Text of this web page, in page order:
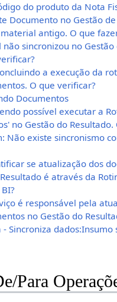
do produto da Nota
Documento no Gestão
antigo. O que
não sincronizou no
a execução da
O que verificar?
Documentos
possível executar a
no Gestão do
Não existe sincronismo
se atualização dos
é através da
é responsável pela
no Gestão do
- Sincroniza dados:Insumo
Para